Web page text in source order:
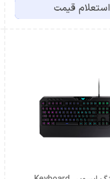
استعلام قیمت